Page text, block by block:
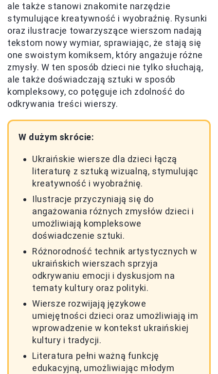
ale także stanowi znakomite narzędzie
stymulujące kreatywność i wyobraźnię. Rysunki
oraz ilustracje towarzyszące wierszom nadają
tekstom nowy wymiar, sprawiając, że stają się
one swoistym komiksem, który angażuje różne
zmysły. W ten sposób dzieci nie tylko słuchają,
ale także doświadczają sztuki w sposób
kompleksowy, co potęguje ich zdolność do
odkrywania treści wierszy.
W dużym skrócie:
Ukraińskie wiersze dla dzieci łączą
literaturę z sztuką wizualną, stymulując
kreatywność i wyobraźnię.
Ilustracje przyczyniają się do
angażowania różnych zmysłów dzieci i
umożliwiają kompleksowe
doświadczenie sztuki.
Różnorodność technik artystycznych w
ukraińskich wierszach sprzyja
odkrywaniu emocji i dyskusjom na
tematy kultury oraz polityki.
Wiersze rozwijają językowe
umiejętności dzieci oraz umożliwiają im
wprowadzenie w kontekst ukraińskiej
kultury i tradycji.
Literatura pełni ważną funkcję
edukacyjną, umożliwiając młodym